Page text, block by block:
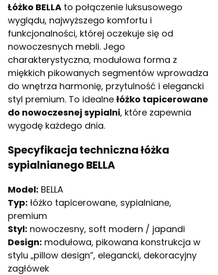
Łóżko BELLA to połączenie luksusowego
wyglądu, najwyższego komfortu i
funkcjonalności, której oczekuje się od
nowoczesnych mebli. Jego
charakterystyczna, modułowa forma z
miękkich pikowanych segmentów wprowadza
do wnętrza harmonię, przytulność i elegancki
styl premium. To idealne łóżko tapicerowane
do nowoczesnej sypialni, które zapewnia
wygodę każdego dnia.
Specyfikacja techniczna łóżka
sypialnianego BELLA
Model: BELLA
Typ: łóżko tapicerowane, sypialniane,
premium
Styl: nowoczesny, soft modern / japandi
Design: modułowa, pikowana konstrukcja w
stylu „pillow design”, elegancki, dekoracyjny
zagłówek